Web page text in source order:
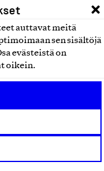
auttavat meitä
sen sisältöjä
evästeistä on
oikein.